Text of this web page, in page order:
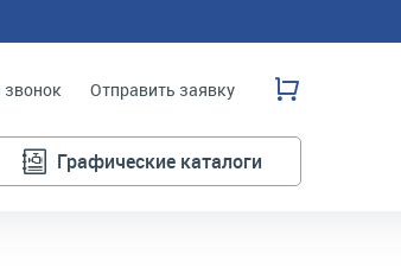
звонок Отправить заявку
Графические каталоги